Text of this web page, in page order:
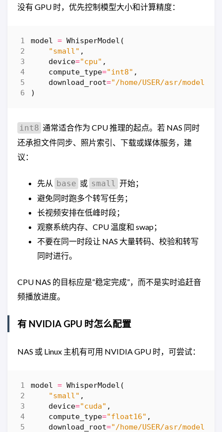
没有 GPU 时，优先控制模型大小和计算精度：
model = WhisperModel (
"small" ,
device="cpu" ,
compute_type="int8" ,
download_root="/home/USER/asr/models"
)
int8 通常适合作为 CPU 推理的起点。若 NAS 同时
还承担文件同步、照片索引、下载或媒体服务，建
议：
先从 base 或 small 开始；
避免同时跑多个转写任务；
长视频安排在低峰时段；
观察系统内存、CPU 温度和 swap；
不要在同一时段让 NAS 大量转码、校验和转写
同时进行。
CPU NAS 的目标应是“稳定完成”，而不是实时追赶音
频播放进度。
有 NVIDIA GPU 时怎么配置
NAS 或 Linux 主机有可用 NVIDIA GPU 时，可尝试：
model = WhisperModel (
"small" ,
device="cuda" ,
compute_type="float16" ,
download_root="/home/USER/asr/models"